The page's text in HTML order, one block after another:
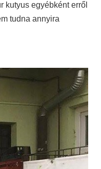
kutyus egyébként erről
tudna annyira